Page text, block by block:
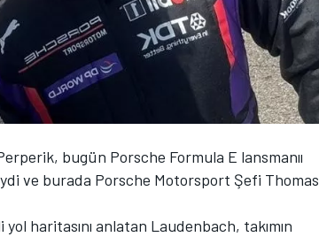
bugün Porsche Formula E lansmanıı
ve burada Porsche Motorsport Şefi Thomas
haritasını anlatan Laudenbach, takımın